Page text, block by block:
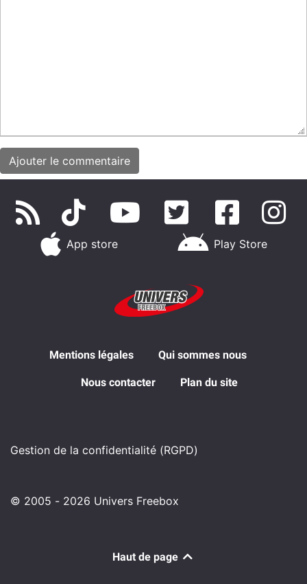
App store Play Store
Mentions légales Qui sommes nous
Nous contacter Plan du site
Gestion de la confidentialité (RGPD)
© 2005 - 2026 Univers Freebox
Haut de page